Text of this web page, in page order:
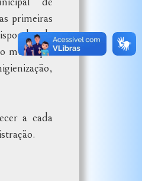
primeiras
de
município
a cada